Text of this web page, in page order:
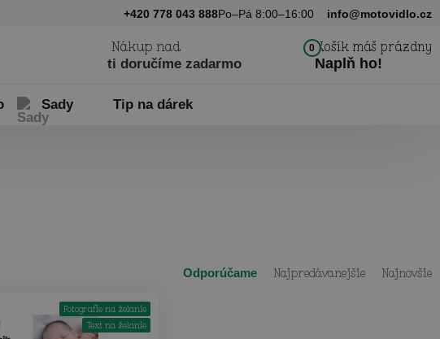
+420 778 043 888Po–Pá 8:00–16:00 info@motovidlo.cz
Nákup nad
ti doručíme zadarmo
0Košík máš prázdny
Naplň ho!
Sady Tip na dárek
Odporúčame Najpredávanejšie Najnovšie
Fotografie na želanie
Text na želanie